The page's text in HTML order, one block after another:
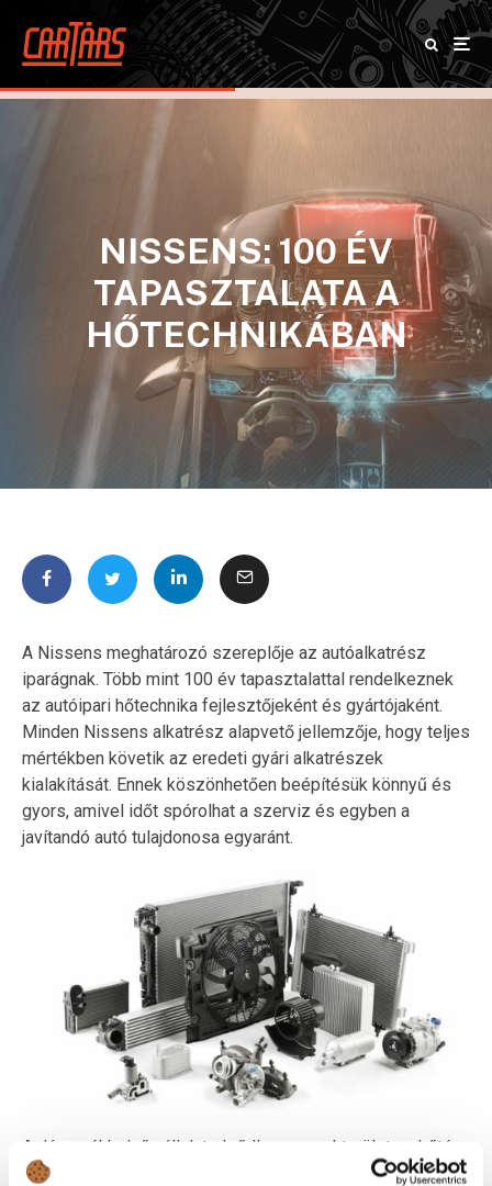
NISSENS: 100 ÉV
TAPASZTALATA A
HŐTECHNIKÁBAN
A Nissens meghatározó szereplője az autóalkatrész
iparágnak. Több mint 100 év tapasztalattal rendelkeznek
az autóipari hőtechnika fejlesztőjeként és gyártójaként.
Minden Nissens alkatrész alapvető jellemzője, hogy teljes
mértékben követik az eredeti gyári alkatrészek
kialakítását. Ennek köszönhetően beépítésük könnyű és
gyors, amivel időt spórolhat a szerviz és egyben a
javítandó autó tulajdonosa egyaránt.
A dán székhelyű vállalat elsődleges szakterülete a hűtés-
és klímarendszerek, kínálatukban megtalálhatók nem